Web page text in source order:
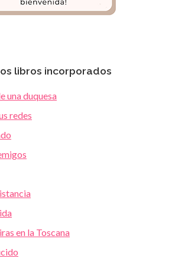
libros incorporados
una duquesa
redes
en la Toscana